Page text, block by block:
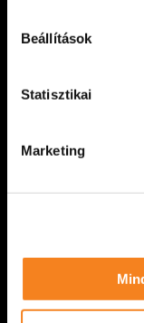
Beállítások
Statisztikai
Marketing
át a Böröndi
VIDÁM SZÍNPAD